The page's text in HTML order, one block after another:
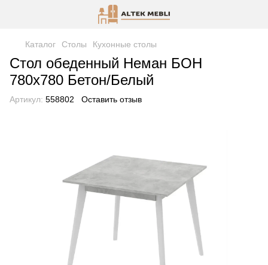
Каталог Столы Кухонные столы
Стол обеденный Неман БОН
780х780 Бетон/Белый
Артикул: 558802 Оставить отзыв